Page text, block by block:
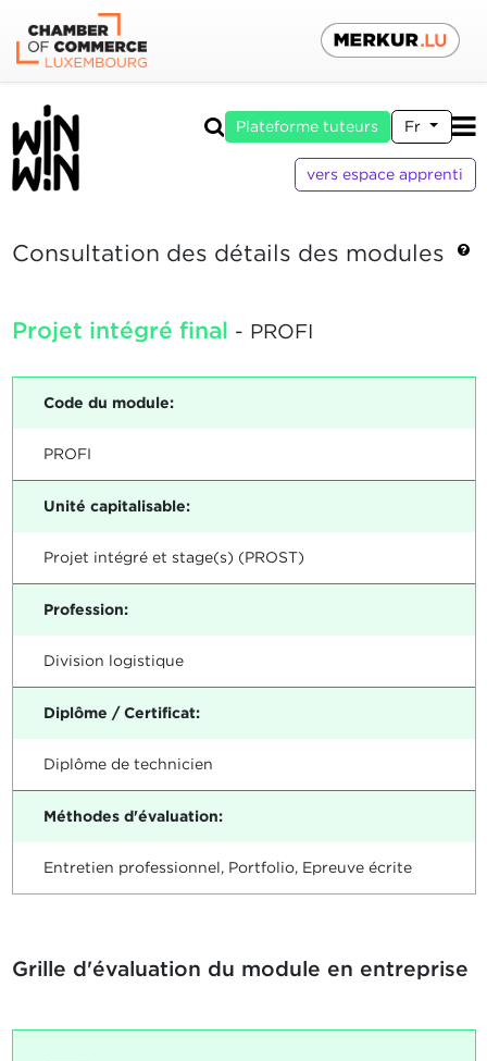
Plateforme tuteurs Fr
vers espace apprenti
Consultation des détails des modules
Projet intégré final - PROFI
Code du module:
PROFI
Unité capitalisable:
Projet intégré et stage(s) (PROST)
Profession:
Division logistique
Diplôme / Certificat:
Diplôme de technicien
Méthodes d'évaluation:
Entretien professionnel, Portfolio, Epreuve écrite
Grille d'évaluation du module en entreprise